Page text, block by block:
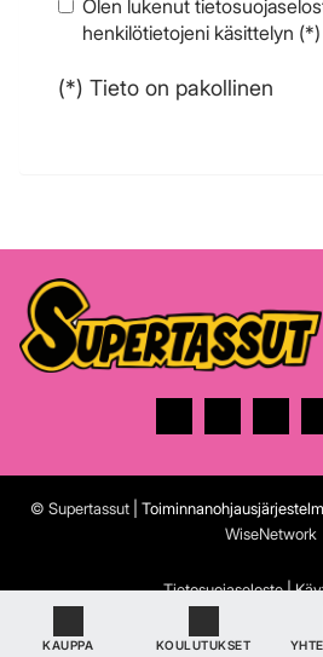
KAUPPA KOULUTUKSET
Olen lukenut
henkilötietojeni käsittelyn (*)
(*) Tieto on pakollinen
© Supertassut |
WiseNetwork
Tietosuojaseloste|